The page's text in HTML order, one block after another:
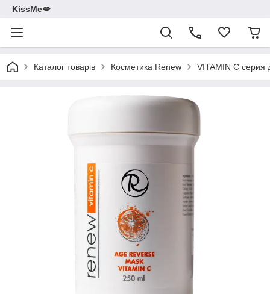
KissMe💋
Каталог товарів Косметика Renew VITAMIN C серия